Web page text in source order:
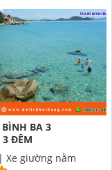
BÌNH BA 3
3 ĐÊM
Xe giường nằm